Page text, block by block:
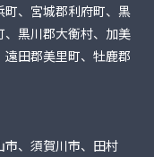
、宮城郡利府町、黒
黒川郡大衡村、加美
田郡美里町、牡鹿郡
、須賀川市、田村